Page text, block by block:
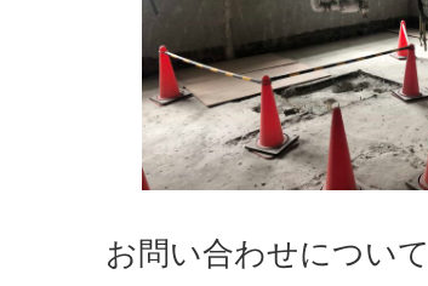
お問い合わせについて